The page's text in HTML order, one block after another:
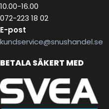
10.00-16.00
072-223 18 02
E-post
kundservice@snushandel.se
BETALA SÄKERT MED